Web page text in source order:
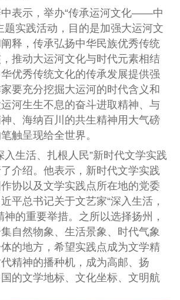
表示， 举办“传承运河文化——中
题实践活动，目的是加强大运河文
释，传承弘扬中华民族优秀传统
推动大运河文化与时代元素相结
优秀传统文化的传承发展提供强
要充分挖掘大运河的时代含义和
河生生不息的奋斗进取精神、与
、海纳百川的共生精神用大气磅
触呈现给全世界。
入生活、扎根人民”新时代文学实践
介绍。他表示，新时代文学实践
协以及文学实践点所在地的党委
平总书记关于文艺家“深入生活，
神的重要举措。之所以选择扬州，
集自然物象、生活景象、时代气象
的地方， 希望实践点成为文学精
精神的播种机，成为高邮、扬
的文学地标、文化坐标、文明航